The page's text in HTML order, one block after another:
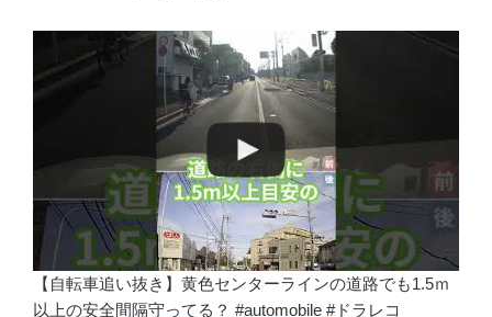
【自転車追い抜き】黄色センターラインの道路でも1.5ｍ
以上の安全間隔守ってる？ #automobile #ドラレコ